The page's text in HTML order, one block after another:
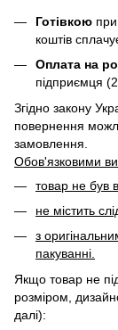
Готівкою
коштів
Оплата на
підприємця
Згідно закону
повернення
замовлення.
Обов'язковими
товар не був
не містить
з
пакуванні.
Якщо товар не
розміром,
далі):